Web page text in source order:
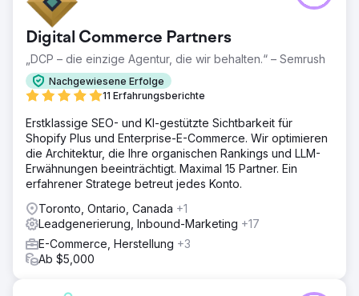
Digital Commerce Partners
„DCP – die einzige Agentur, die wir behalten.“ – Semrush
Nachgewiesene Erfolge
11 Erfahrungsberichte
Erstklassige SEO- und KI-gestützte Sichtbarkeit für
Shopify Plus und Enterprise-E-Commerce. Wir optimieren
die Architektur, die Ihre organischen Rankings und LLM-
Erwähnungen beeinträchtigt. Maximal 15 Partner. Ein
erfahrener Stratege betreut jedes Konto.
Toronto, Ontario, Canada +1
Leadgenerierung, Inbound-Marketing +17
E-Commerce, Herstellung +3
Ab $5,000